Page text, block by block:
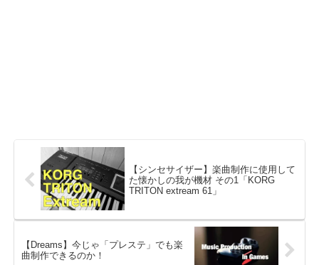
【シンセサイザー】楽曲制作に使用して
た懐かしの我が機材 その1「KORG
TRITON extream 61」
【Dreams】今じゃ「プレステ」でも楽
曲制作できるのか！